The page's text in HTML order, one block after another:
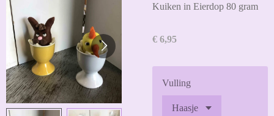
Kuiken in Eierdop 80 gram
€ 6,95
Vulling